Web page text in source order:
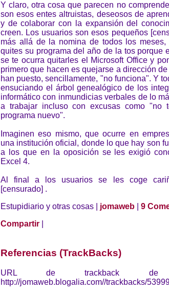
Y claro, otra cosa que parecen no
son esos entes altruistas, deseosos de
y de colaborar con la expansión del
creen. Los usuarios son esos pequeños
más allá de la nomina de todos los
quites su programa del año de la tos porque
se te ocurra quitarles el Microsoft Office y
primero que hacen es quejarse a dirección
han puesto, sencillamente, "no funciona". Y
ensuciando el árbol genealógico de los
informático con inmundicias verbales de lo
a trabajar incluso con excusas como "no
programa nuevo".
Imaginen eso mismo, que ocurre en
una institución oficial, donde lo que hay son
a los que en la oposición se les exigió
Excel 4.
Al final a los usuarios se les coge
[censurado] .
Estupidiario y otras cosas | jomaweb 9
Compartir
Referencias (TrackBacks)
URL de trackback de
http://jomaweb.blogalia.com//trackbacks/